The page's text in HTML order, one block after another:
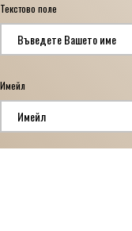
Текстово поле
Имейл